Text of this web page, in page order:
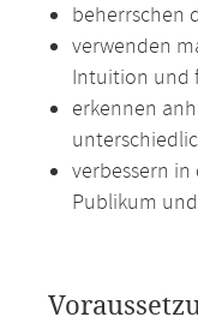
beherrschen
verwenden
Intuition und
erkennen
verbessern
Publikum